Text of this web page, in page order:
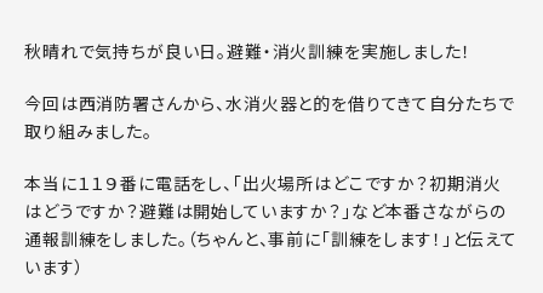
秋晴れで気持ちが良い日。避難・消火訓練を実施しました！
今回は西消防署さんから、水消火器と的を借りてきて自分たちで
取り組みました。
本当に１１９番に電話をし、「出火場所はどこですか？初期消火
はどうですか？避難は開始していますか？」など本番さながらの
通報訓練をしました。（ちゃんと、事前に「訓練をします！」と伝えて
います）